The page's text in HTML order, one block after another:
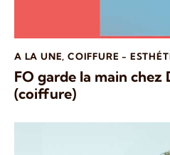
A LA UNE,COIFFURE -
FO garde la main chez
(coiffure)